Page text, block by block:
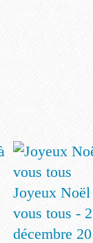
Joyeux Noël
vous tous -
décembre